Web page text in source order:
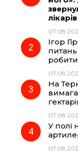
o
k
Ігор
На
У полі